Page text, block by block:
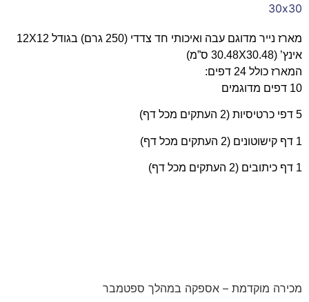
30x30
מארז נייר מדוגם עבה ואיכותי חד צדדי (250 גרם) בגודל 12X12
אינץ’ (30.48X30.48 ס”מ)
המארז כולל 24 דפים:
10 דפים מדוגמים
5 דפי כרטיסיות (2 העתקים מכל דף)
1 דף קישוטונים (2 העתקים מכל דף)
1 דף כיתובים (2 העתקים מכל דף)
מכירה מוקדמת – אספקה במהלך ספטמבר